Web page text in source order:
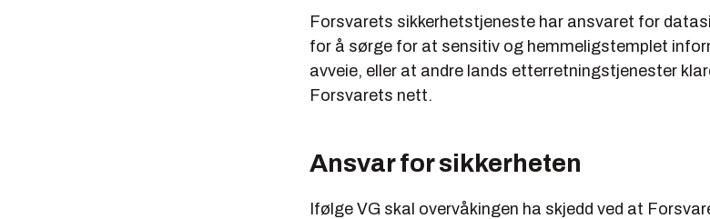
Forsvarets sikkerhetstjeneste har ansvaret for
for å sørge for at sensitiv og hemmeligstemplet
avveie, eller at andre lands etterretningstjenester
Forsvarets nett.
Ansvar for sikkerheten
Ifølge VG skal overvåkingen ha skjedd ved at